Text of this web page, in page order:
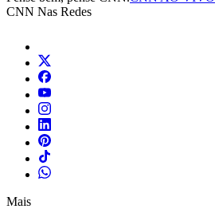
CNN Nas Redes
Mais